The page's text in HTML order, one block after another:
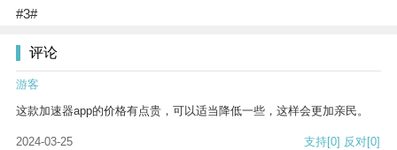
#3#
评论
游客
这款加速器app的价格有点贵，可以适当降低一些，这样会更加亲民。
2024-03-25 支持[0] 反对[0]